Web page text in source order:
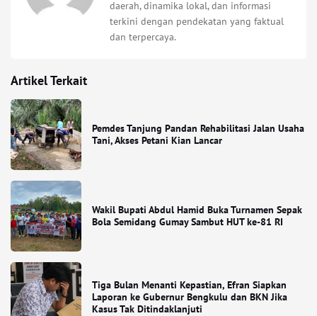
daerah, dinamika lokal, dan informasi
terkini dengan pendekatan yang faktual
dan terpercaya.
Artikel Terkait
Pemdes Tanjung Pandan Rehabilitasi Jalan Usaha
Tani, Akses Petani Kian Lancar
Wakil Bupati Abdul Hamid Buka Turnamen Sepak
Bola Semidang Gumay Sambut HUT ke-81 RI
Tiga Bulan Menanti Kepastian, Efran Siapkan
Laporan ke Gubernur Bengkulu dan BKN Jika
Kasus Tak Ditindaklanjuti